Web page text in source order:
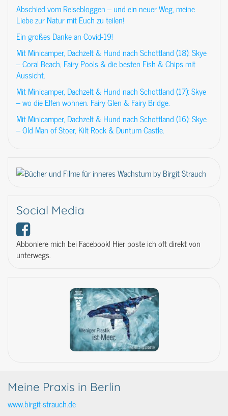
Abschied vom Reisebloggen – und ein neuer Weg, meine
Liebe zur Natur mit Euch zu teilen!
Ein großes Danke an Covid-19!
Mit Minicamper, Dachzelt & Hund nach Schottland (18): Skye
– Coral Beach, Fairy Pools & die besten Fish & Chips mit
Aussicht.
Mit Minicamper, Dachzelt & Hund nach Schottland (17): Skye
– wo die Elfen wohnen. Fairy Glen & Fairy Bridge.
Mit Minicamper, Dachzelt & Hund nach Schottland (16): Skye
– Old Man of Stoer, Kilt Rock & Duntum Castle.
Social Media
Abboniere mich bei Facebook! Hier poste ich oft direkt von
unterwegs.
Meine Praxis in Berlin
www.birgit-strauch.de